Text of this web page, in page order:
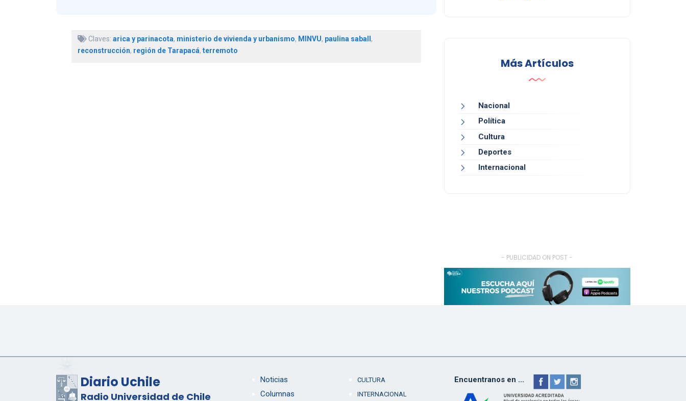
Claves: arica y parinacota, ministerio de vivienda y urbanismo, MINVU, paulina saball ,
reconstrucción, región de Tarapacá, terremoto
Más Artículos
Nacional
Política
Cultura
Deportes
Internacional
- PUBLICIDAD ON POST -
Diario Uchile
Radio Universidad de Chile
Noticias
Columnas
CULTURA
INTERNACIONAL
Encuentranos en ...